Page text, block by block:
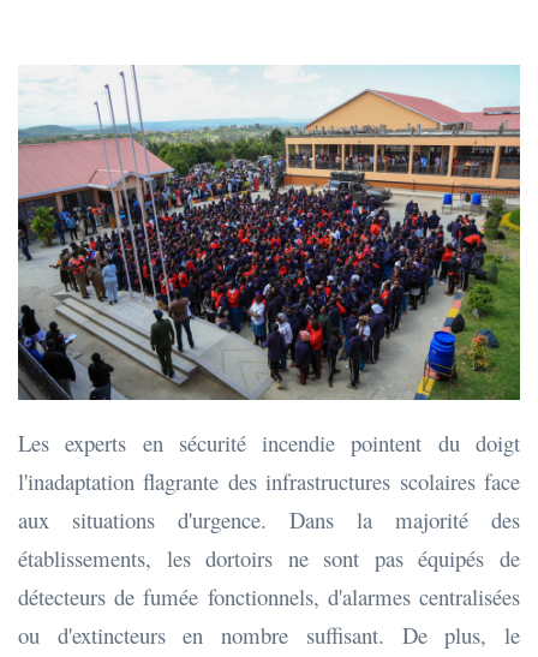
Les experts en sécurité incendie pointent du doigt
l'inadaptation flagrante des infrastructures scolaires face
aux situations d'urgence. Dans la majorité des
établissements, les dortoirs ne sont pas équipés de
détecteurs de fumée fonctionnels, d'alarmes centralisées
ou d'extincteurs en nombre suffisant. De plus, le